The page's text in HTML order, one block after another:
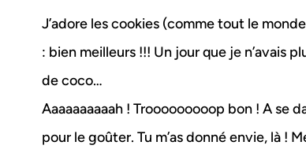
J’adore les cookies (comme tout le
: bien meilleurs !!! Un jour que je n’avais
de coco…
Aaaaaaaaaah ! Trooooooooop bon ! A se
pour le goûter. Tu m’as donné envie, là !